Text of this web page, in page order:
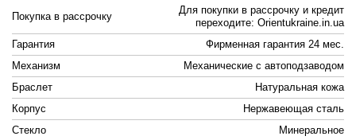
Покупка в рассрочку
Для покупки в рассрочку и кредит
переходите: Orientukraine.in.ua
Гарантия
Фирменная гарантия 24 мес.
Механизм
Механические с автоподзаводом
Браслет
Натуральная кожа
Корпус
Нержавеющая сталь
Стекло
Минеральное